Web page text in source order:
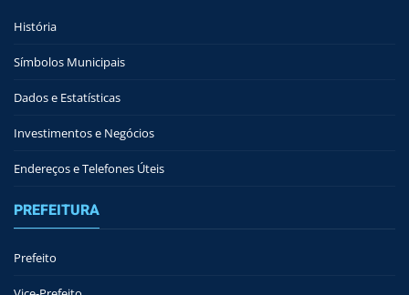
História
Símbolos Municipais
Dados e Estatísticas
Investimentos e Negócios
Endereços e Telefones Úteis
PREFEITURA
Prefeito